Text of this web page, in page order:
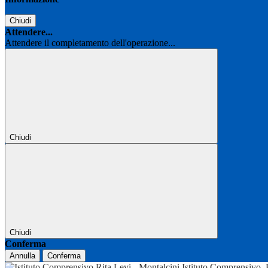
Chiudi
Attendere...
Attendere il completamento dell'operazione...
Chiudi
Chiudi
Conferma
Annulla Conferma